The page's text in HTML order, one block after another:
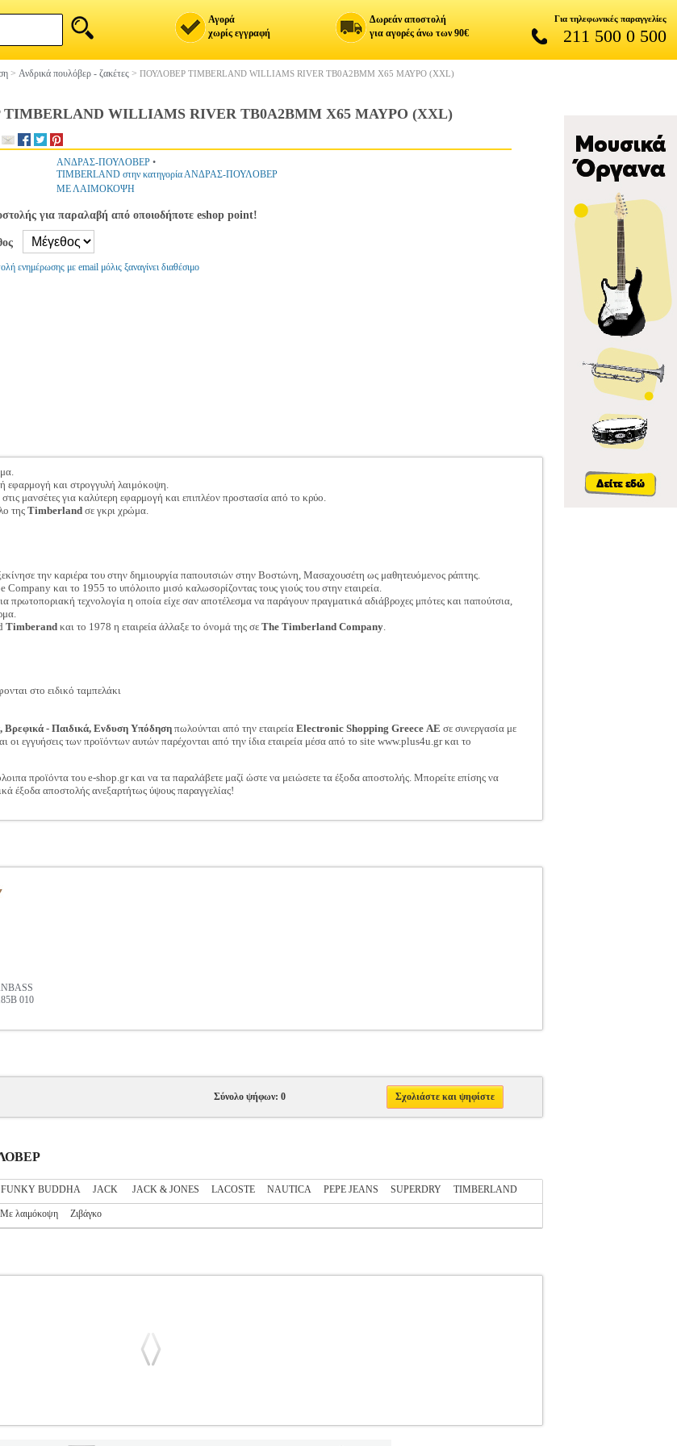
Αγορά
χωρίς εγγραφή
Δωρεάν αποστολή
για αγορές άνω των 90€
Για τηλεφωνικές παραγγελίες
211 500 0 500
> Ανδρικά πουλόβερ - ζακέτες > ΠΟΥΛΟΒΕΡ TIMBERLAND WILLIAMS RIVER TB0A2BMM X65 ΜΑΥΡΟ (XXL)
WILLIAMS RIVER TB0A2BMM X65 ΜΑΥΡΟ (XXL)
ΑΝΔΡΑΣ-ΠΟΥΛΟΒΕΡ •
TIMBERLAND στην κατηγορία ΑΝΔΡΑΣ-ΠΟΥΛΟΒΕΡ
ΜΕ ΛΑΙΜΟΚΟΨΗ
για παραλαβή από οποιοδήποτε eshop point!
ενημέρωσης με email μόλις ξαναγίνει διαθέσιμο
εφαρμογή και στρογγυλή λαιμόκοψη.
μανσέτες για καλύτερη εφαρμογή και επιπλέον προστασία από το κρύο.
της Timberland σε γκρι χρώμα.
την καριέρα του στην δημιουργία παπουτσιών στην Βοστώνη, Μασαχουσέτη ως μαθητευόμενος ράπτης.
και το 1955 το υπόλοιπο μισό καλωσορίζοντας τους γιούς του στην εταιρεία.
τεχνολογία η οποία είχε σαν αποτέλεσμα να παράγουν πραγματικά αδιάβροχες μπότες και παπούτσια,
Timberand και το 1978 η εταιρεία άλλαξε το όνομά της σε The Timberland Company.
στο ειδικό ταμπελάκι
Βρεφικά - Παιδικά, Ενδυση Υπόδησηπωλούνται από την εταιρεία Electronic Shopping Greece ΑΕ σε συνεργασία με
οι εγγυήσεις των προϊόντων αυτών παρέχονται από την ίδια εταιρεία μέσα από το site www.plus4u.gr και το
προϊόντα του e-shop.gr και να τα παραλάβετε μαζί ώστε να μειώσετε τα έξοδα αποστολής. Μπορείτε επίσης να
έξοδα αποστολής ανεξαρτήτως ύψους παραγγελίας!
010
Σύνολο ψήφων: 0 Σχολιάστε και ψηφίστε
FUNKY BUDDHA JACK JACK & JONES LACOSTE NAUTICA PEPE JEANS SUPERDRY TIMBERLAND
Με λαιμόκοψη Ζιβάγκο